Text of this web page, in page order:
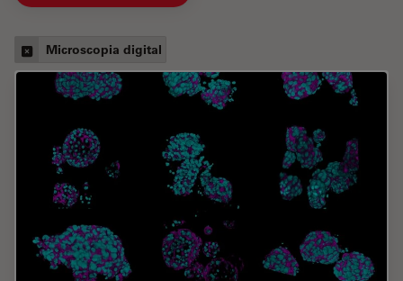
Microscopia digital